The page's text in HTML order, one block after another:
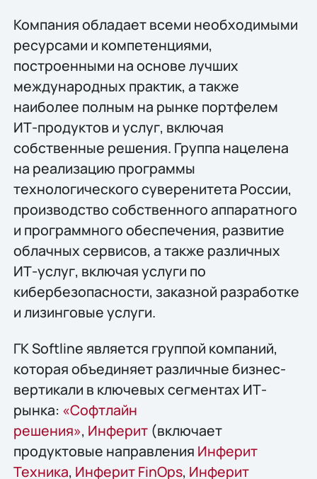
Компания обладает всеми необходимыми
ресурсами и компетенциями,
построенными на основе лучших
международных практик, а также
наиболее полным на рынке портфелем
ИТ-продуктов и услуг, включая
собственные решения. Группа нацелена
на реализацию программы
технологического суверенитета России,
производство собственного аппаратного
и программного обеспечения, развитие
облачных сервисов, а также различных
ИТ-услуг, включая услуги по
кибербезопасности, заказной разработке
и лизинговые услуги.
ГК Softline является группой компаний,
которая объединяет различные бизнес-
вертикали в ключевых сегментах ИТ-
рынка: «Софтлайн
решения», Инферит(включает
продуктовые направления Инферит
Техника, Инферит FinOps, Инферит